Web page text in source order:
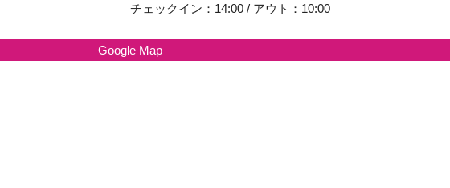
チェックイン：14:00 / アウト：10:00
Google Map